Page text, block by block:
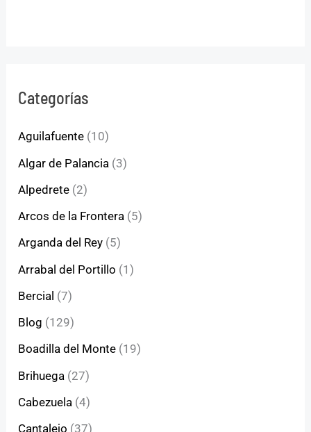
Categorías
Aguilafuente (10)
Algar de Palancia (3)
Alpedrete (2)
Arcos de la Frontera (5)
Arganda del Rey (5)
Arrabal del Portillo (1)
Bercial (7)
Blog (129)
Boadilla del Monte (19)
Brihuega (27)
Cabezuela (4)
Cantalejo (37)